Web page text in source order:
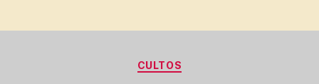
Categorias
CULTOS